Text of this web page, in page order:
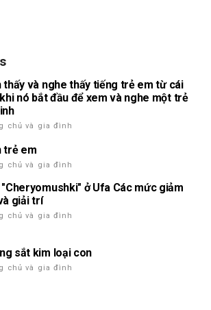
thấy và nghe thấy tiếng trẻ em từ cái
nó bắt đầu để xem và nghe một trẻ
chủ và gia đình
trẻ em
chủ và gia đình
ở Ufa Các mức giảm
giải trí
chủ và gia đình
sắt kim loại con
chủ và gia đình